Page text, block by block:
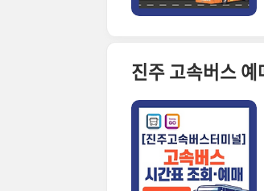
진주 고속버스